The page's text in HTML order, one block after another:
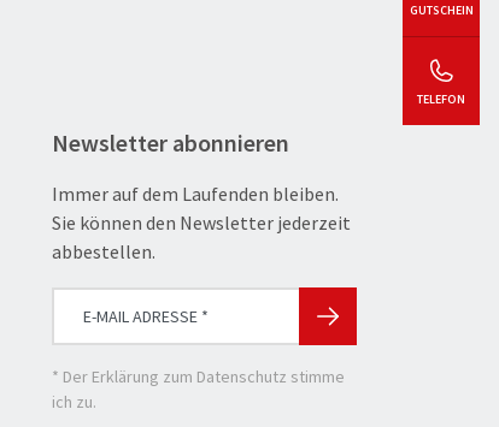
GUTSCHEIN
TELEFON
Newsletter abonnieren
Immer auf dem Laufenden bleiben.
Sie können den Newsletter jederzeit
abbestellen.
* Der Erklärung zum Datenschutz stimme
ich zu.